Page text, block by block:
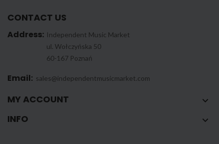
CONTACT US
Address: Independent Music Market
ul. Wołczyńska 50
60-167 Poznań
Email: sales@independentmusicmarket.com
MY ACCOUNT 
INFO 